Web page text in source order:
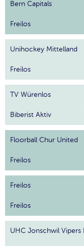
Bern Capitals
Freilos
Unihockey Mittelland
Freilos
TV Würenlos
Biberist Aktiv
Floorball Chur United
Freilos
Freilos
Freilos
UHC Jonschwil Vipers II